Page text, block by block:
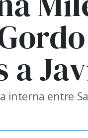
a
interna entre